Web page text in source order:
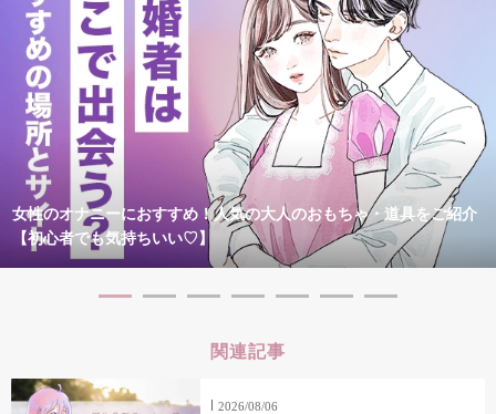
女性のオナニーにおすすめ！人気の大人のおもちゃ・道具をご紹介
【初心者でも気持ちいい♡】
関連記事
2026/08/06